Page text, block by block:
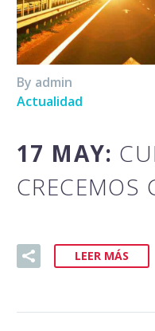
By admin
Actualidad
17 MAY:
CRECEMOS
LEER MÁS